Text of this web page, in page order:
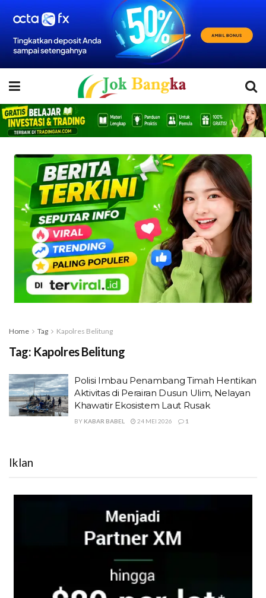
Home Tag Kapolres Belitung
Tag: Kapolres Belitung
Polisi Imbau Penambang Timah Hentikan
Aktivitas di Perairan Dusun Ulim, Nelayan
Khawatir Ekosistem Laut Rusak
BY KABAR BABEL 24 MEI 2026 1
Iklan